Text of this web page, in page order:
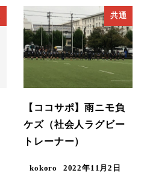
共通
【ココサポ】雨ニモ負
ケズ（社会人ラグビー
トレーナー）
kokoro 2022年11月2日